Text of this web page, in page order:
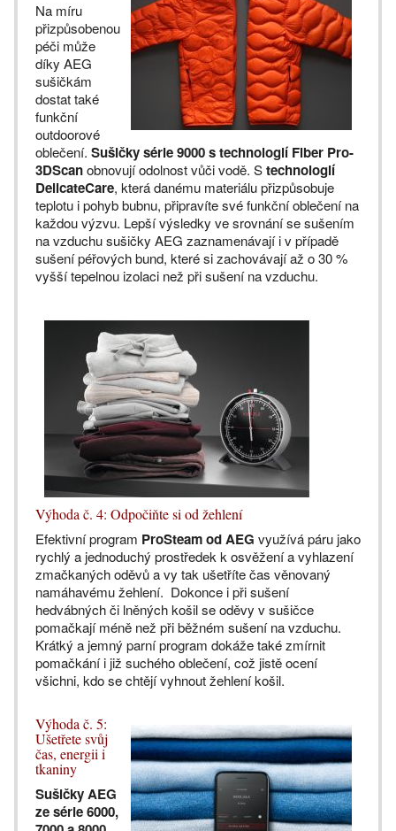
Na míru
přizpůsobenou
péči může
díky AEG
sušičkám
dostat také
funkční
outdoorové
oblečení. Sušičky série 9000 s technologií Fiber Pro-
3DScanobnovují odolnost vůči vodě. Stechnologií
DelicateCare, která danému materiálu přizpůsobuje
teplotu i pohyb bubnu, připravíte své funkční oblečení na
každou výzvu. Lepší výsledky ve srovnání se sušením
na vzduchu sušičky AEG zaznamenávají i v případě
sušení péřových bund, které si zachovávají až o 30 %
vyšší tepelnou izolaci než při sušení na vzduchu.
Výhoda č. 4: Odpočiňte si od žehlení
Efektivní program ProSteam od AEG využívá páru jako
rychlý a jednoduchý prostředek k osvěžení a vyhlazení
zmačkaných oděvů a vy tak ušetříte čas věnovaný
namáhavému žehlení. Dokonce i při sušení
hedvábných či lněných košil se oděvy v sušičce
pomačkají méně než při běžném sušení na vzduchu.
Krátký a jemný parní program dokáže také zmírnit
pomačkání i již suchého oblečení, což jistě ocení
všichni, kdo se chtějí vyhnout žehlení košil.
Výhoda č. 5:
Ušetřete svůj
čas, energii i
tkaniny
Sušičky AEG
ze série 6000,